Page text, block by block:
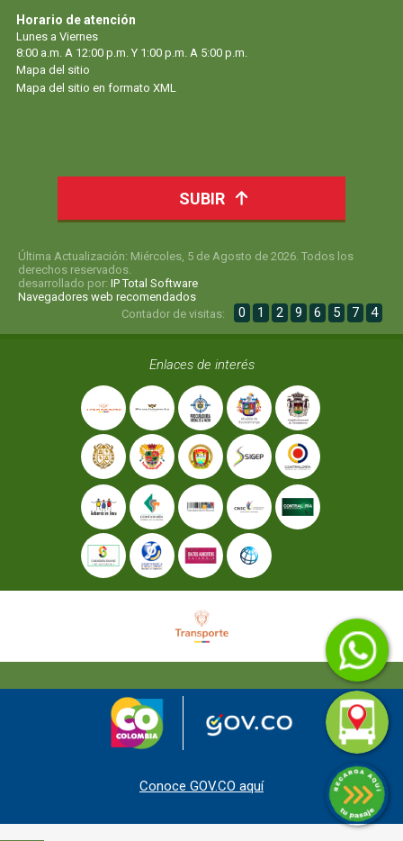
Horario de atención
Lunes a Viernes
8:00 a.m. A 12:00 p.m. Y 1:00 p.m. A 5:00 p.m.
Mapa del sitio
Mapa del sitio en formato XML
SUBIR
Última Actualización: Miércoles, 5 de Agosto de 2026. Todos los
derechos reservados.
desarrollado por: IP Total Software
Navegadores web recomendados
Contador de visitas:
0 1 2 9 6 5 7 4
Enlaces de interés
Conoce GOV.CO aquí